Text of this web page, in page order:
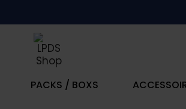
PACKS / BOXS